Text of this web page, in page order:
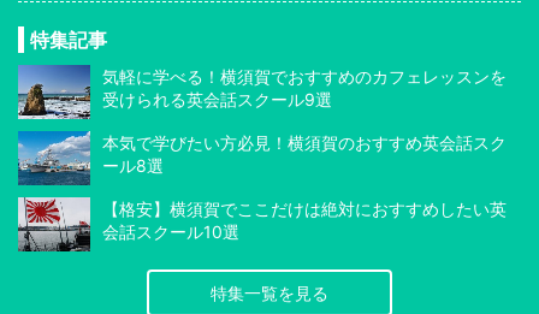
特集記事
気軽に学べる！横須賀でおすすめのカフェレッスンを
受けられる英会話スクール9選
本気で学びたい方必見！横須賀のおすすめ英会話スク
ール8選
【格安】横須賀でここだけは絶対におすすめしたい英
会話スクール10選
特集一覧を見る